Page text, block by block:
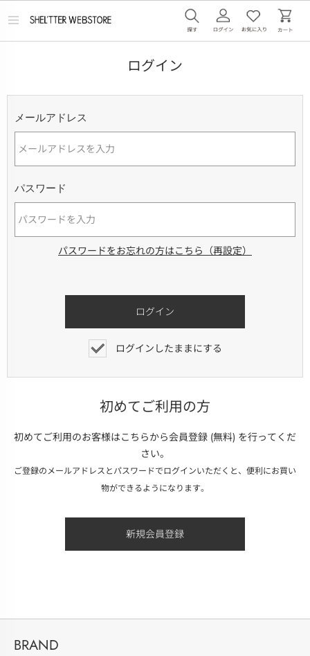
メ
ログイン
メールアドレス
パスワード
パスワードをお忘れの方はこちら（再設定）
ログインしたままにする
初めてご利用の方
初めてご利用のお客様はこちらから会員登録 (無料) を行ってくだ
さい。
ご登録のメールアドレスとパスワードでログインいただくと、便利にお買い
物ができるようになります。
BRAND